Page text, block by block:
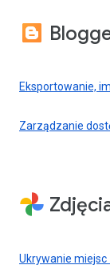
Eksportowanie,
Zarządzanie
Ukrywanie